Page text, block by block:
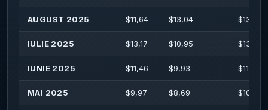
AUGUST 2025 $11,64 $13,04 $13,23
IULIE 2025 $13,17 $10,95 $13,87
IUNIE 2025 $11,46 $9,93 $11,72
MAI 2025 $9,97 $8,69 $10,19